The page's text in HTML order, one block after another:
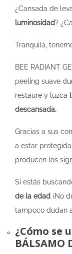
¿Cansada de
luminosidad?
Tranquila,
BEE RADIANT
peeling suave
restaure y luzca
descansada.
Gracias a sus
a estar
producen los
Si estás
de la edad ¡No
tampoco dudan
¿Cómo se
BÁLSAMO